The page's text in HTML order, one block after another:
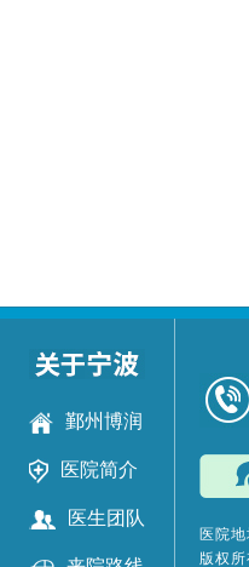
鄞州博润
医院简介
医生团队
医院
版权